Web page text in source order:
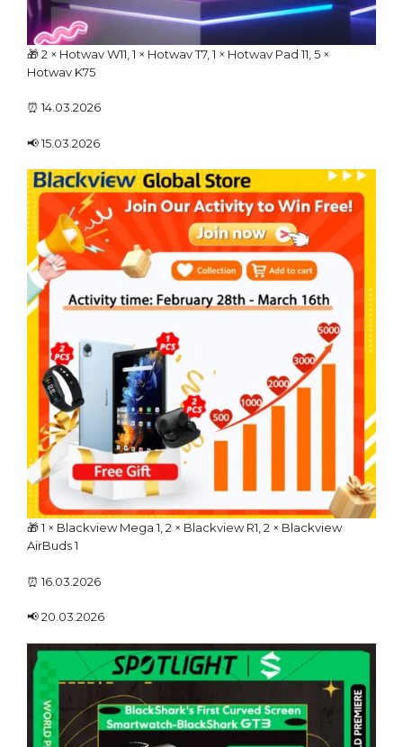
🎁 2 × Hotwav W11, 1 × Hotwav T7, 1 × Hotwav Pad 11, 5 ×
Hotwav K75
⏰ 14.03.2026
📢 15.03.2026
🎁 1 × Blackview Mega 1, 2 × Blackview R1, 2 × Blackview
AirBuds 1
⏰ 16.03.2026
📢 20.03.2026